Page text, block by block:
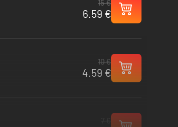
15 €
6.59 €
10 €
4.59 €